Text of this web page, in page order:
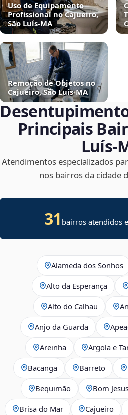
Uso de Equipamento
Profissional no Cajueiro,
São Luís‑MA
Remoção de Objetos no
Cajueiro, São Luís‑MA
Principais
Atendimentos especializados
nos bairros da cidade
31 bairros atendidos
Alameda dos Sonhos
Alto da Esperança
Alto do Calhau
Anjo da Guarda
Areinha Argola e
Bacanga Barreto
Bequimão Bom
Brisa do Mar Cajueiro